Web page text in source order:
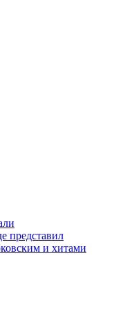
представил
и хитами